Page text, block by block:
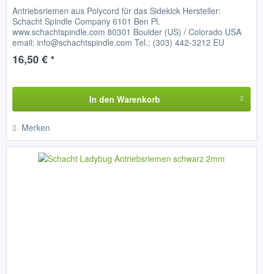
Antriebsriemen aus Polycord für das Sidekick Hersteller:
Schacht Spindle Company 6101 Ben Pl.
www.schachtspindle.com 80301 Boulder (US) / Colorado USA
email: info@schachtspindle.com Tel.: (303) 442-3212 EU
verantwortliche Person...
16,50 € *
In den Warenkorb
Merken